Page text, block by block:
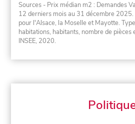
Sources - Prix médian m2 : Demandes
12 derniers mois au 31 décembre 2025.
pour l'Alsace, la Moselle et Mayotte.
habitations, habitants, nombre de pièces
INSEE, 2020.